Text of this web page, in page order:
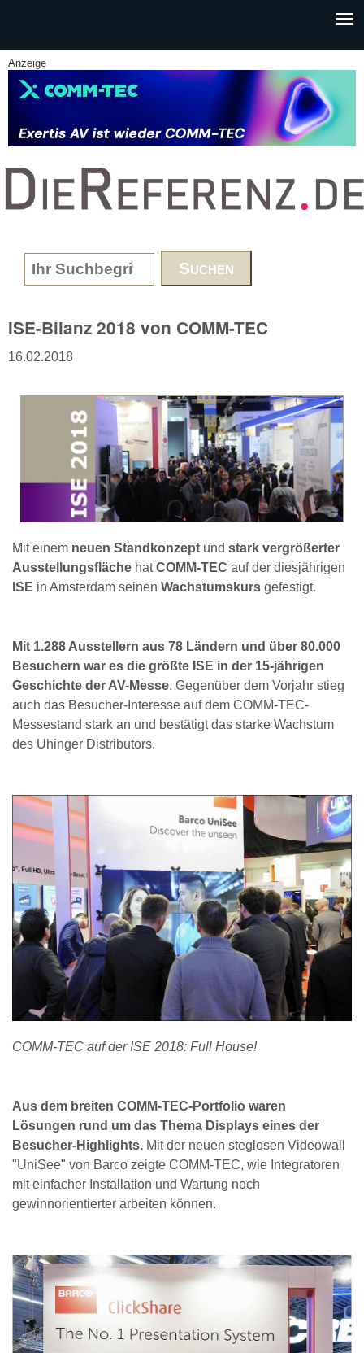
Anzeige
www.DieReferenz.de
Search form
ISE-Bilanz 2018 von COMM-TEC
16.02.2018
Mit einem neuen Standkonzept und stark vergrößerter
Ausstellungsfläche hatCOMM-TEC auf der diesjährigen
ISE in Amsterdam seinen Wachstumskurs gefestigt.
Mit 1.288 Ausstellern aus 78 Ländern und über 80.000
Besuchern war es die größte ISE in der 15-jährigen
Geschichte der AV-Messe. Gegenüber dem Vorjahr stieg
auch das Besucher-Interesse auf dem COMM-TEC-
Messestand stark an und bestätigt das starke Wachstum
des Uhinger Distributors.
COMM-TEC auf der ISE 2018: Full House!
Aus dem breiten COMM-TEC-Portfolio waren
Lösungen rund um das Thema Displays eines der
Besucher-Highlights. Mit der neuen steglosen Videowall
"UniSee" von Barco zeigte COMM-TEC, wie Integratoren
mit einfacher Installation und Wartung noch
gewinnorientierter arbeiten können.